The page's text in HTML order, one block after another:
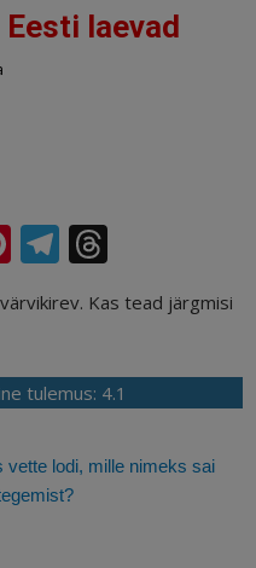
laevad
Pi
te
e
T
e
ra
r
a
s
Kas tead järgmisi
tulemus: 4.1
vette lodi, mille nimeks sai